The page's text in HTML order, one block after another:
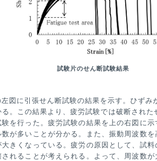
試験片のせん断試験結果
左図に引張せん断試験の結果を示す。ひず
る。この結果より、疲労試験では破断された
験を行った。疲労試験の結果を上の右図に
数が多いことが分かる。また、振動周波数
大きくなっている。疲労の原因として、試料
されることが考えられる。よって、周波数